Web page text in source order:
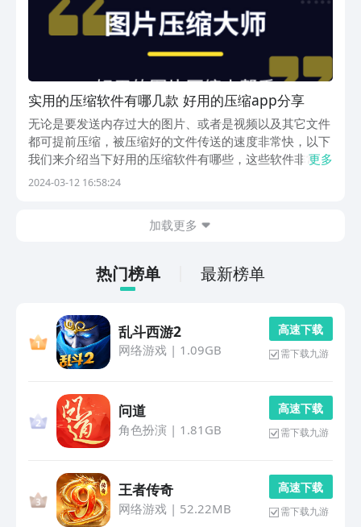
实用的压缩软件有哪几款 好用的压缩app分享
无论是要发送内存过大的图片、或者是视频以及其它文件
都可提前压缩，被压缩好的文件传送的速度非常快，以下
我们来介绍当下好用的压缩软件有哪些，这些软件非常适
合从事文职的人群使用。还能大大的提高办公效率，如果
更多
2024-03-12 16:58:24
加载更多
热门榜单 最新榜单
乱斗西游2
网络游戏| 1.09GB
高 速 下 载
需下载九游
问道
角色扮演 | 1.81GB
高 速 下 载
需下载九游
王者传奇
网络游戏| 52.22MB
高 速 下 载
需下载九游